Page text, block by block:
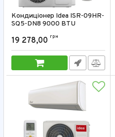
Кондиціонер Idea ISR-09HR-
SQ5-DN8 9000 BTU
19 278,00 грн